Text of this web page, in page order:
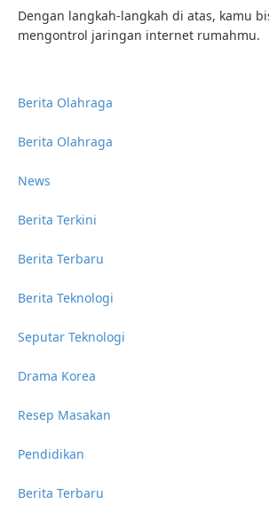
Dengan langkah-langkah di atas, kamu
mengontrol jaringan internet rumahmu.
Berita Olahraga
Berita Olahraga
News
Berita Terkini
Berita Terbaru
Berita Teknologi
Seputar Teknologi
Drama Korea
Resep Masakan
Pendidikan
Berita Terbaru